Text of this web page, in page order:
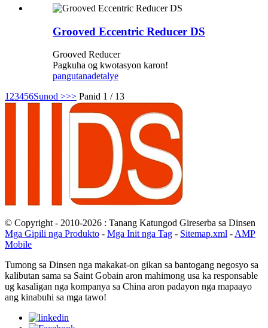
Grooved Eccentric Reducer DS
Grooved Reducer
Pagkuha og kwotasyon karon!
pangutanadetalye
1 23456Sunod >>> Panid 1 / 13
© Copyright - 2010-2026 : Tanang Katungod Gireserba sa Dinsen
Mga Gipili nga Produkto - Mga Init nga Tag - Sitemap.xml - AMP
Mobile
Tumong sa Dinsen nga makakat-on gikan sa bantogang negosyo sa
kalibutan sama sa Saint Gobain aron mahimong usa ka responsable
ug kasaligan nga kompanya sa China aron padayon nga mapaayo
ang kinabuhi sa mga tawo!